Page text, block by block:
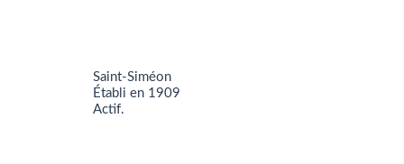
Saint-Siméon
Établi en 1909
Actif.